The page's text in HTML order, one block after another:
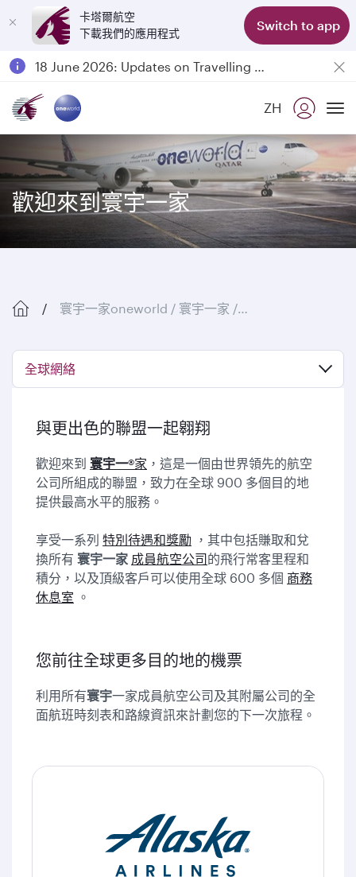
卡塔爾航空
下載我們的應用程式
Switch to app
Passengers flying between Doha and Auckland on QR914 and QR915
18 June 2026: Updates on Travelling with Power Banks
ZH
歡迎來到寰宇一家
寰宇一家oneworld / 寰宇一家 / oneworld
全球網絡
與更出色的聯盟一起翱翔
歡迎來到 寰宇一®家 ，這是一個由世界領先的航空
公司所組成的聯盟，致力在全球 900 多個目的地
提供最高水平的服務。
享受一系列 特別待遇和獎勵 ，其中包括賺取和兌
換所有 寰宇一家 成員航空公司的飛行常客里程和
積分，以及頂級客戶可以使用全球 600 多個 商務
休息室 。
您前往全球更多目的地的機票
利用所有寰宇一家成員航空公司及其附屬公司的全
面航班時刻表和路線資訊來計劃您的下一次旅程。